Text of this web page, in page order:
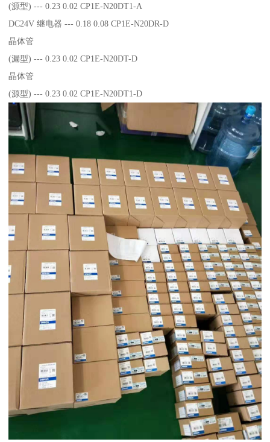
(源型) --- 0.23 0.02 CP1E-N20DT1-A
DC24V 继电器 --- 0.18 0.08 CP1E-N20DR-D
晶体管
(漏型) --- 0.23 0.02 CP1E-N20DT-D
晶体管
(源型) --- 0.23 0.02 CP1E-N20DT1-D